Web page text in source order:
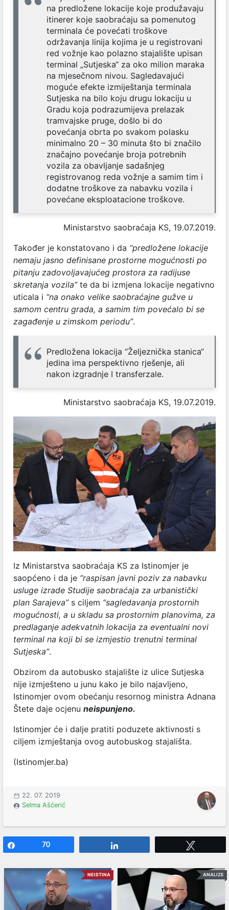
na predložene lokacije koje produžavaju
itinerer koje saobraćaju sa pomenutog
terminala će povećati troškove
održavanja linija kojima je u registrovani
red vožnje kao polazno stajalište upisan
terminal „Sutjeska“ za oko milion maraka
na mjesečnom nivou. Sagledavajući
moguće efekte izmiještanja terminala
Sutjeska na bilo koju drugu lokaciju u
Gradu koja podrazumijeva prelazak
tramvajske pruge, došlo bi do
povećanja obrta po svakom polasku
minimalno 20 – 30 minuta što bi značilo
značajno povećanje broja potrebnih
vozila za obavljanje sadašnjeg
registrovanog reda vožnje a samim tim i
dodatne troškove za nabavku vozila i
povećane eksploatacione troškove.
Ministarstvo saobraćaja KS, 19.07.2019.
Također je konstatovano i da “predložene lokacije
nemaju jasno definisane prostorne mogućnosti po
pitanju zadovoljavajućeg prostora za radijuse
skretanja vozila”te da bi izmjena lokacije negativno
uticala i “na onako velike saobraćajne gužve u
samom centru grada, a samim tim povećalo bi se
zagađenje u zimskom periodu”.
Predložena lokacija “Željeznička stanica“
jedina ima perspektivno rješenje, ali
nakon izgradnje I transferzale.
Ministarstvo saobraćaja KS, 19.07.2019.
Iz Ministarstva saobraćaja KS za Istinomjer je
saopćeno i da je “raspisan javni poziv za nabavku
usluge izrade Studije saobraćaja za urbanistički
plan Sarajeva” s ciljem “sagledavanja prostornih
mogućnosti, a u skladu sa prostornim planovima, za
predlaganje adekvatnih lokacija za eventualni novi
terminal na koji bi se izmjestio trenutni terminal
Sutjeska”.
Obzirom da autobusko stajalište iz ulice Sutjeska
nije izmješteno u junu kako je bilo najavljeno,
Istinomjer ovom obećanju resornog ministra Adnana
Štete daje ocjenu neispunjeno.
Istinomjer će i dalje pratiti poduzete aktivnosti s
ciljem izmještanja ovog autobuskog stajališta.
(Istinomjer.ba)
22. 07. 2019
Selma Ašćerić
70
NEISTINA ANALIZE